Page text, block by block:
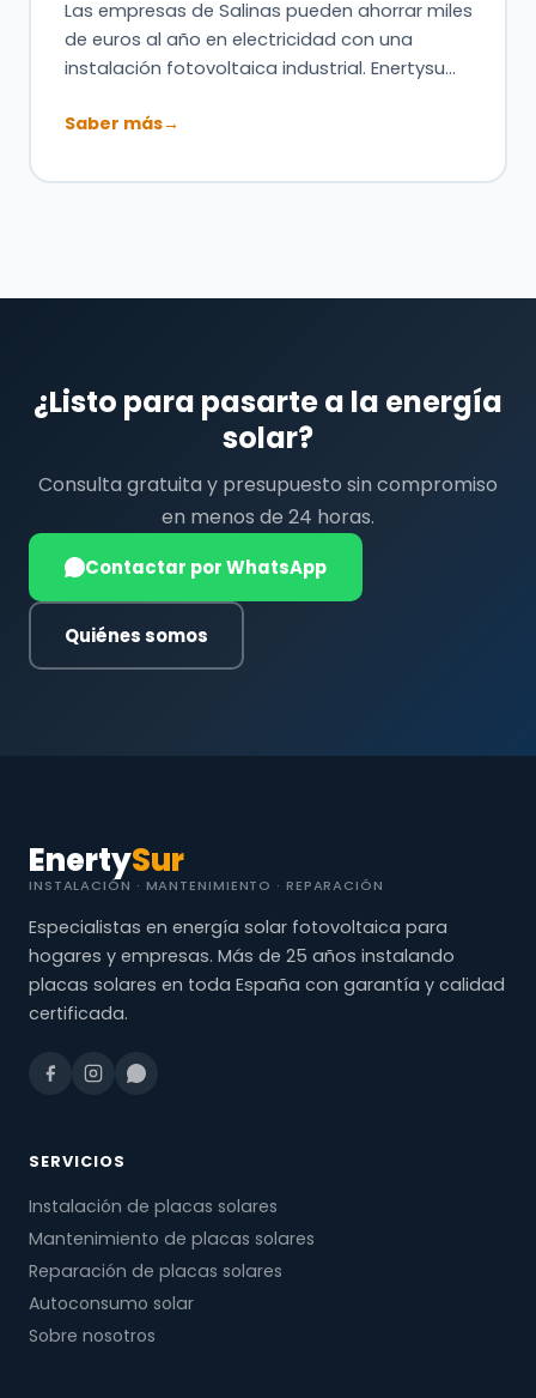
Las empresas de Salinas pueden ahorrar miles
de euros al año en electricidad con una
instalación fotovoltaica industrial. Enertysu…
Saber más→
¿Listo para pasarte a la energía
solar?
Consulta gratuita y presupuesto sin compromiso
en menos de 24 horas.
Contactar por WhatsApp
Quiénes somos
EnertySur
INSTALACIÓN · MANTENIMIENTO · REPARACIÓN
Especialistas en energía solar fotovoltaica para
hogares y empresas. Más de 25 años instalando
placas solares en toda España con garantía y calidad
certificada.
SERVICIOS
Instalación de placas solares
Mantenimiento de placas solares
Reparación de placas solares
Autoconsumo solar
Sobre nosotros